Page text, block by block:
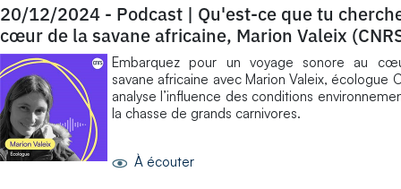
20/12/2024 - Podcast | Qu'est-ce que tu
cœur de la savane africaine, Marion Valeix
Embarquez pour un voyage sonore au
savane africaine avec Marion Valeix, écologue
analyse l’influence des conditions
la chasse de grands carnivores.
À écouter